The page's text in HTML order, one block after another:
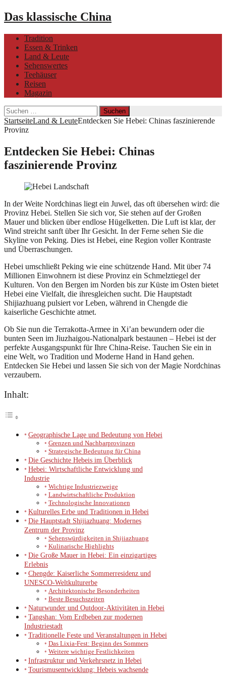
Das klassische China
Tradition
Essen & Trinken
Land & Leute
Sehenswertes
Teehäuser
Reisen
Magazin
Suchen
nach:
StartseiteLand & LeuteEntdecken Sie Hebei: Chinas faszinierende
Provinz
Entdecken Sie Hebei: Chinas
faszinierende Provinz
In der Weite Nordchinas liegt ein Juwel, das oft übersehen wird: die
Provinz Hebei. Stellen Sie sich vor, Sie stehen auf der Großen
Mauer und blicken über endlose Hügelketten. Die Luft ist klar, der
Wind streicht sanft über Ihr Gesicht. In der Ferne sehen Sie die
Skyline von Peking. Dies ist Hebei, eine Region voller Kontraste
und Überraschungen.
Hebei umschließt Peking wie eine schützende Hand. Mit über 74
Millionen Einwohnern ist diese Provinz ein Schmelztiegel der
Kulturen. Von den Bergen im Norden bis zur Küste im Osten bietet
Hebei eine Vielfalt, die ihresgleichen sucht. Die Hauptstadt
Shijiazhuang pulsiert vor Leben, während in Chengde die
kaiserliche Geschichte atmet.
Ob Sie nun die Terrakotta-Armee in Xi’an bewundern oder die
bunten Seen im Jiuzhaigou-Nationalpark bestaunen – Hebei ist der
perfekte Ausgangspunkt für Ihre China-Reise. Tauchen Sie ein in
eine Welt, wo Tradition und Moderne Hand in Hand gehen.
Entdecken Sie Hebei und lassen Sie sich von der Magie Nordchinas
verzaubern.
Inhalt:
Geographische Lage und Bedeutung von Hebei
Grenzen und Nachbarprovinzen
Strategische Bedeutung für China
Die Geschichte Hebeis im Überblick
Hebei: Wirtschaftliche Entwicklung und
Industrie
Wichtige Industriezweige
Landwirtschaftliche Produktion
Technologische Innovationen
Kulturelles Erbe und Traditionen in Hebei
Die Hauptstadt Shijiazhuang: Modernes
Zentrum der Provinz
Sehenswürdigkeiten in Shijiazhuang
Kulinarische Highlights
Die Große Mauer in Hebei: Ein einzigartiges
Erlebnis
Chengde: Kaiserliche Sommerresidenz und
UNESCO-Weltkulturerbe
Architektonische Besonderheiten
Beste Besuchszeiten
Naturwunder und Outdoor-Aktivitäten in Hebei
Tangshan: Vom Erdbeben zur modernen
Industriestadt
Traditionelle Feste und Veranstaltungen in Hebei
Das Lixia-Fest: Beginn des Sommers
Weitere wichtige Festlichkeiten
Infrastruktur und Verkehrsnetz in Hebei
Tourismusentwicklung: Hebeis wachsende